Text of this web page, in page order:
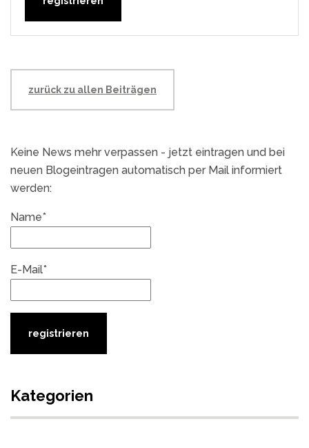
zurück zu allen Beiträgen
Keine News mehr verpassen - jetzt eintragen und bei
neuen Blogeintragen automatisch per Mail informiert
werden:
Name*
E-Mail*
Kategorien